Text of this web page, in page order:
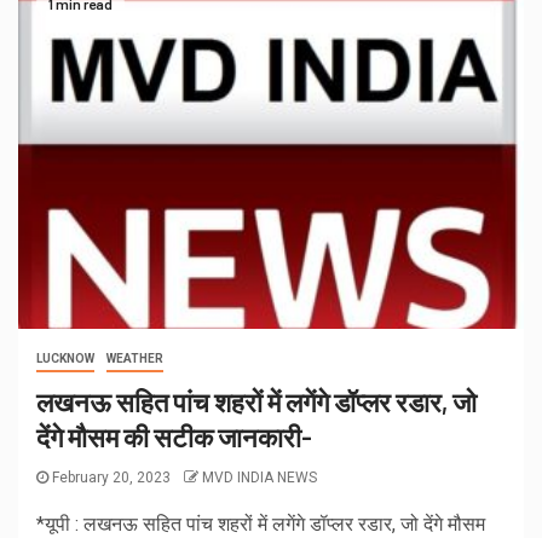
LUCKNOW WEATHER
लखनऊ सहित पांच शहरों में लगेंगे डॉप्लर रडार, जो
देंगे मौसम की सटीक जानकारी-
February 20, 2023 MVD INDIA NEWS
*यूपी : लखनऊ सहित पांच शहरों में लगेंगे डॉप्लर रडार, जो देंगे मौसम